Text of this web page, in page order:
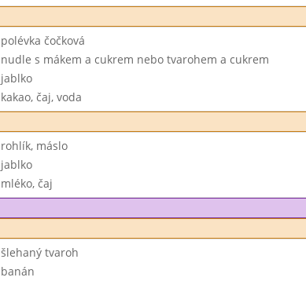
polévka čočková
nudle s mákem a cukrem nebo tvarohem a cukrem
jablko
kakao, čaj, voda
rohlík, máslo
jablko
mléko, čaj
šlehaný tvaroh
banán